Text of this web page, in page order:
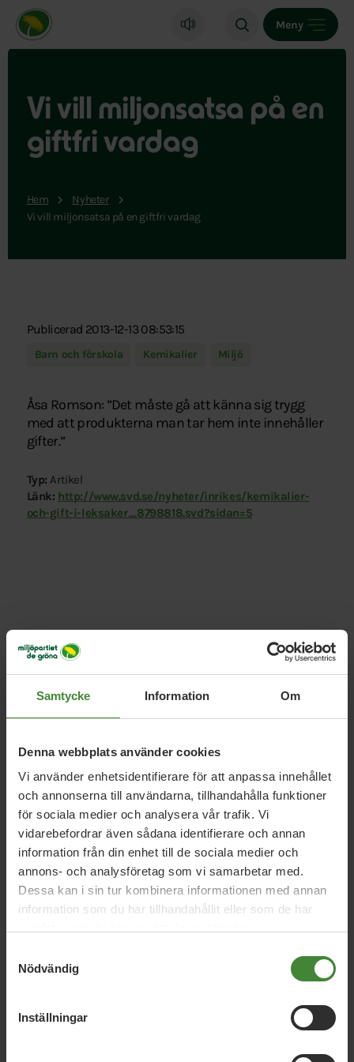
Samtycke Information Om
Denna webbplats använder cookies
Vi använder enhetsidentifierare för att anpassa innehållet
och annonserna till användarna, tillhandahålla funktioner
för sociala medier och analysera vår trafik. Vi
vidarebefordrar även sådana identifierare och annan
information från din enhet till de sociala medier och
annons- och analysföretag som vi samarbetar med.
Dessa kan i sin tur kombinera informationen med annan
information som du har tillhandahållit eller som de har
Nödvändig
Inställningar
Miljöpartiet de gröna, startsida
Meny
Vi vill miljonsatsa på en
giftfri vardag
Hem
Nyheter
Vi vill miljonsatsa på en giftfri vardag
Publicerad 2013-12-13 08:53:15
Barn och förskola Kemikalier Miljö
Åsa Romson: ”Det måste gå att känna sig trygg
med att produkterna man tar hem inte innehåller
gifter.”
Typ: Artikel
Länk: http://www.svd.se/nyheter/inrikes/kemikalier-
och-gift-i-leksaker_8798818.svd?sidan=5
Relaterade nyheter
Klimatomställningen kräver mer
återvinning av kritiska metaller och
mineral
27 augusti 2025
Språkrörens sommartal 2025
PFAS-skandalen får inte ske igen – nu